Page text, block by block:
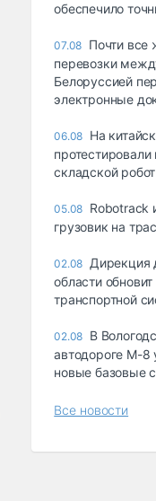
обеспечило
07.08 Почти
перевозки
Белоруссией
электронные
06.08 На
складской
05.08 Robotrack
грузовик на
02.08 Дирекция
области
транспортной
02.08 В
автодороге М-8
новые базовые
Все новости